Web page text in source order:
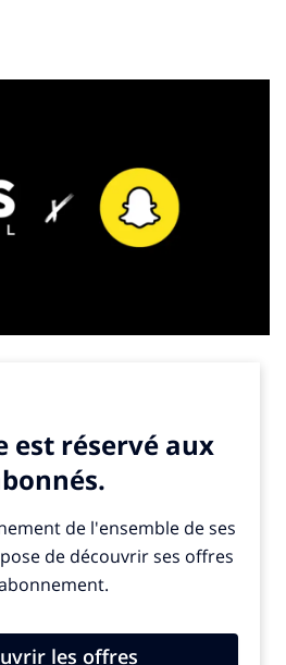
sportif RWS Global. Ce
Les deux parties
expériences interactives pour les
d’utiliser des filtres de réalité
et des jeux interactifs pendant les
uncommuniqué
à Singapour jusqu’au 3 août 2025.